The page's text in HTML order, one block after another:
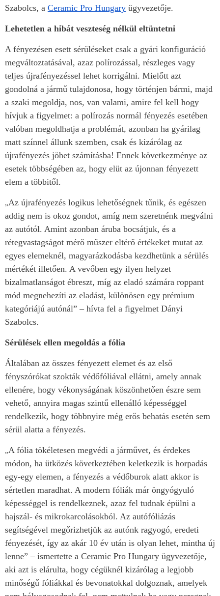
Szabolcs, a Ceramic Pro Hungary ügyvezetője.
Lehetetlen a hibát veszteség nélkül eltüntetni
A fényezésen esett sérüléseket csak a gyári konfiguráció
megváltoztatásával, azaz polírozással, részleges vagy
teljes újrafényezéssel lehet korrigálni. Mielőtt azt
gondolná a jármű tulajdonosa, hogy történjen bármi, majd
a szaki megoldja, nos, van valami, amire fel kell hogy
hívjuk a figyelmet: a polírozás normál fényezés esetében
valóban megoldhatja a problémát, azonban ha gyárilag
matt színnel állunk szemben, csak és kizárólag az
újrafényezés jöhet számításba! Ennek következménye az
esetek többségében az, hogy elüt az újonnan fényezett
elem a többitől.
„Az újrafényezés logikus lehetőségnek tűnik, és egészen
addig nem is okoz gondot, amíg nem szeretnénk megválni
az autótól. Amint azonban áruba bocsátjuk, és a
rétegvastagságot mérő műszer eltérő értékeket mutat az
egyes elemeknél, magyarázkodásba kezdhetünk a sérülés
mértékét illetően. A vevőben egy ilyen helyzet
bizalmatlanságot ébreszt, míg az eladó számára roppant
mód megnehezíti az eladást, különösen egy prémium
kategóriájú autónál” – hívta fel a figyelmet Dányi
Szabolcs.
Sérülések ellen megoldás a fólia
Általában az összes fényezett elemet és az első
fényszórókat szokták védőfóliával ellátni, amely annak
ellenére, hogy vékonyságának köszönhetően észre sem
vehető, annyira magas szintű ellenálló képességgel
rendelkezik, hogy többnyire még erős behatás esetén sem
sérül alatta a fényezés.
„A fólia tökéletesen megvédi a járművet, és érdekes
módon, ha ütközés következtében keletkezik is horpadás
egy-egy elemen, a fényezés a védőburok alatt akkor is
sértetlen maradhat. A modern fóliák már öngyógyuló
képességgel is rendelkeznek, azaz fel tudnak épülni a
hajszál- és mikrokarcolásokból. Az autófóliázás
segítségével megőrizhetjük az autónk ragyogó, eredeti
fényezését, így az akár 10 év után is olyan lehet, mintha új
lenne” – ismertette a Ceramic Pro Hungary ügyvezetője,
aki azt is elárulta, hogy cégüknél kizárólag a legjobb
minőségű fóliákkal és bevonatokkal dolgoznak, amelyek